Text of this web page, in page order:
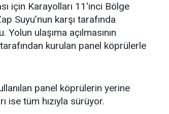
için Karayolları 11'inci Bölge
Suyu’nun karşı tarafında
ulaşıma açılmasının
kurulan panel köprülerle
panel köprülerin yerine
ise tüm hızıyla sürüyor.